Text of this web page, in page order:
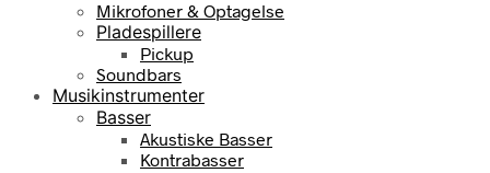
Mikrofoner & Optagelse
Pladespillere
Pickup
Soundbars
Musikinstrumenter
Basser
Akustiske Basser
Kontrabasser